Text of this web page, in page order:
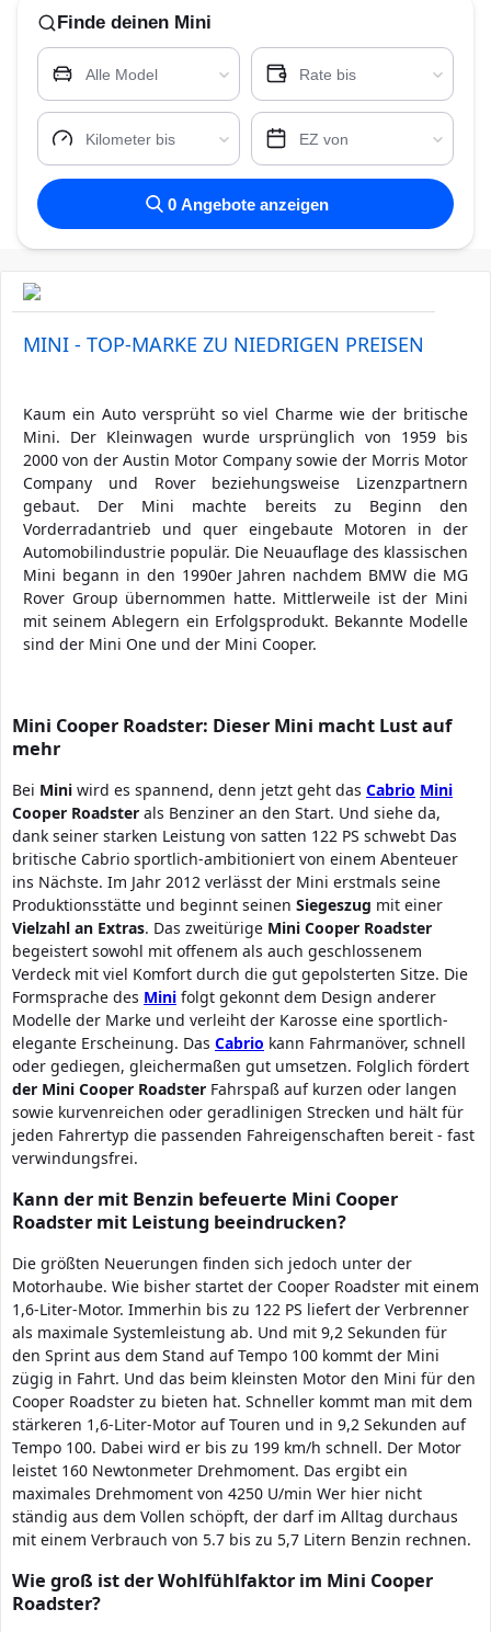
Finde deinen Mini
Alle Model Rate bis
Kilometer bis EZ von
0 Angebote anzeigen
MINI - TOP-MARKE ZU NIEDRIGEN PREISEN
Kaum ein Auto versprüht so viel Charme wie der britische
Mini. Der Kleinwagen wurde ursprünglich von 1959 bis
2000 von der Austin Motor Company sowie der Morris Motor
Company und Rover beziehungsweise Lizenzpartnern
gebaut. Der Mini machte bereits zu Beginn den
Vorderradantrieb und quer eingebaute Motoren in der
Automobilindustrie populär. Die Neuauflage des klassischen
Mini begann in den 1990er Jahren nachdem BMW die MG
Rover Group übernommen hatte. Mittlerweile ist der Mini
mit seinem Ablegern ein Erfolgsprodukt. Bekannte Modelle
sind der Mini One und der Mini Cooper.
Mini Cooper Roadster: Dieser Mini macht Lust auf
mehr
Bei Mini wird es spannend, denn jetzt geht das Cabrio Mini
Cooper Roadster als Benziner an den Start. Und siehe da,
dank seiner starken Leistung von satten 122 PS schwebt Das
britische Cabrio sportlich-ambitioniert von einem Abenteuer
ins Nächste. Im Jahr 2012 verlässt der Mini erstmals seine
Produktionsstätte und beginnt seinen Siegeszug mit einer
Vielzahl an Extras. Das zweitürige Mini Cooper Roadster
begeistert sowohl mit offenem als auch geschlossenem
Verdeck mit viel Komfort durch die gut gepolsterten Sitze. Die
Formsprache des Mini folgt gekonnt dem Design anderer
Modelle der Marke und verleiht der Karosse eine sportlich-
elegante Erscheinung. Das Cabrio kann Fahrmanöver, schnell
oder gediegen, gleichermaßen gut umsetzen. Folglich fördert
der Mini Cooper Roadster Fahrspaß auf kurzen oder langen
sowie kurvenreichen oder geradlinigen Strecken und hält für
jeden Fahrertyp die passenden Fahreigenschaften bereit - fast
verwindungsfrei.
Kann der mit Benzin befeuerte Mini Cooper
Roadster mit Leistung beeindrucken?
Die größten Neuerungen finden sich jedoch unter der
Motorhaube. Wie bisher startet der Cooper Roadster mit einem
1,6-Liter-Motor. Immerhin bis zu 122 PS liefert der Verbrenner
als maximale Systemleistung ab. Und mit 9,2 Sekunden für
den Sprint aus dem Stand auf Tempo 100 kommt der Mini
zügig in Fahrt. Und das beim kleinsten Motor den Mini für den
Cooper Roadster zu bieten hat. Schneller kommt man mit dem
stärkeren 1,6-Liter-Motor auf Touren und in 9,2 Sekunden auf
Tempo 100. Dabei wird er bis zu 199 km/h schnell. Der Motor
leistet 160 Newtonmeter Drehmoment. Das ergibt ein
maximales Drehmoment von 4250 U/min Wer hier nicht
ständig aus dem Vollen schöpft, der darf im Alltag durchaus
mit einem Verbrauch von 5.7 bis zu 5,7 Litern Benzin rechnen.
Wie groß ist der Wohlfühlfaktor im Mini Cooper
Roadster?